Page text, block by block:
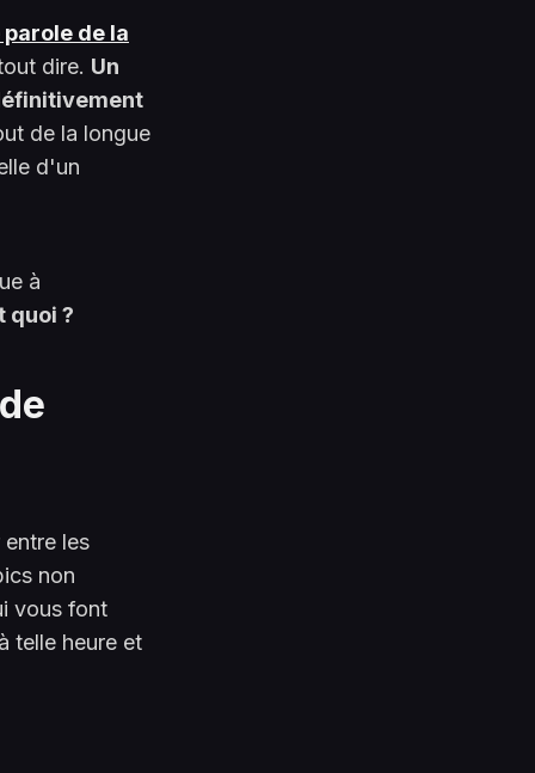
de la
dire. Un
de la longue
d'un
à
quoi ?
les
non
vous font
telle heure et